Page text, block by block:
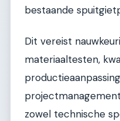
bestaande
Dit vereist
materiaaltesten,
zowel technische